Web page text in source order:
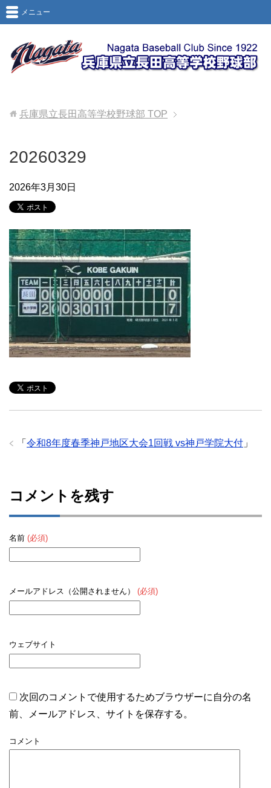
メニュー
兵庫県立長田高等学校野球部 TOP
20260329
2026年3月30日
「 令和8年度春季神戸地区大会1回戦 vs神戸学院大付 」
コメントを残す
名前 (必須)
メールアドレス（公開されません） (必須)
ウェブサイト
次回のコメントで使用するためブラウザーに自分の名
前、メールアドレス、サイトを保存する。
コメント